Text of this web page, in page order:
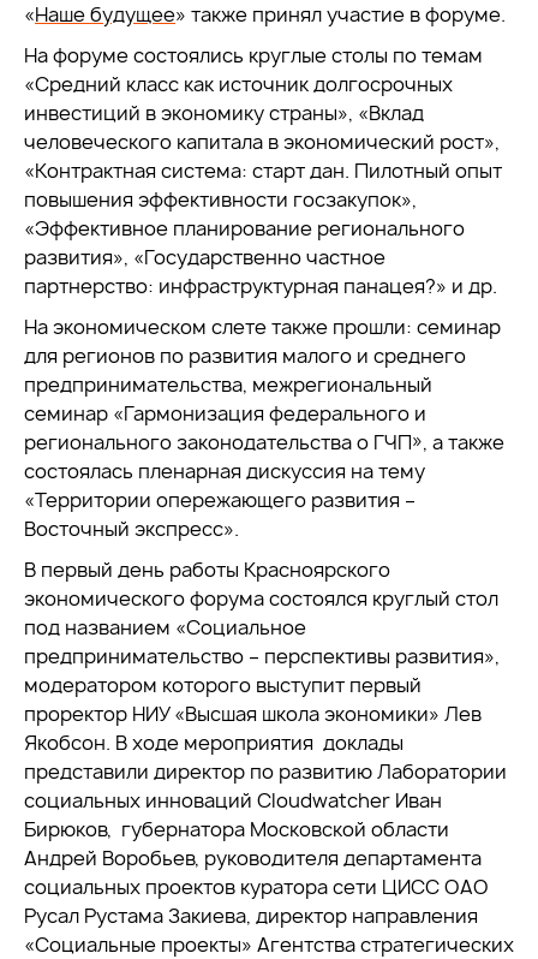
«Наше будущее» также принял участие в форуме.
На форуме состоялись круглые столы по темам
«Средний класс как источник долгосрочных
инвестиций в экономику страны», «Вклад
человеческого капитала в экономический рост»,
«Контрактная система: старт дан. Пилотный опыт
повышения эффективности госзакупок»,
«Эффективное планирование регионального
развития», «Государственно частное
партнерство: инфраструктурная панацея?» и др.
На экономическом слете также прошли: семинар
для регионов по развития малого и среднего
предпринимательства, межрегиональный
семинар «Гармонизация федерального и
регионального законодательства о ГЧП», а также
состоялась пленарная дискуссия на тему
«Территории опережающего развития –
Восточный экспресс».
В первый день работы Красноярского
экономического форума состоялся круглый стол
под названием «Социальное
предпринимательство – перспективы развития»,
модератором которого выступит первый
проректор НИУ «Высшая школа экономики» Лев
Якобсон. В ходе мероприятия доклады
представили директор по развитию Лаборатории
социальных инноваций Cloudwatcher Иван
Бирюков, губернатора Московской области
Андрей Воробьев, руководителя департамента
социальных проектов куратора сети ЦИСС ОАО
Русал Рустама Закиева, директор направления
«Социальные проекты» Агентства стратегических